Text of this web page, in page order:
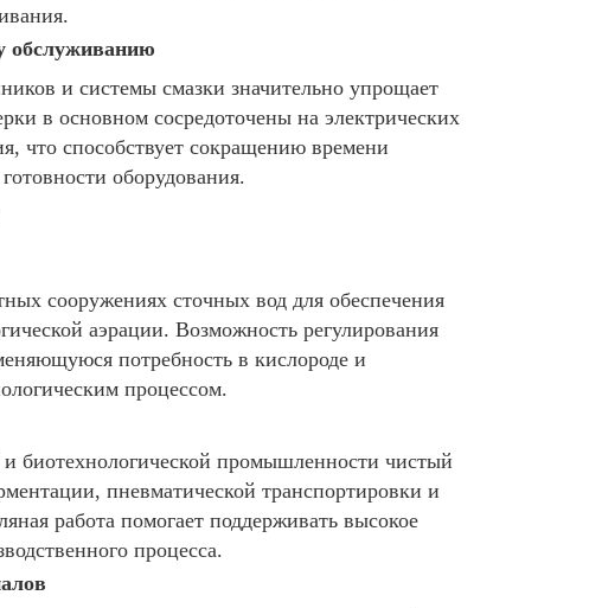
обслуживанию
и системы смазки значительно упрощает
в основном сосредоточены на электрических
что способствует сокращению времени
оборудования.
сооружениях сточных вод для обеспечения
аэрации. Возможность регулирования
потребность в кислороде и
процессом.
биотехнологической промышленности чистый
пневматической транспортировки и
работа помогает поддерживать высокое
процесса.